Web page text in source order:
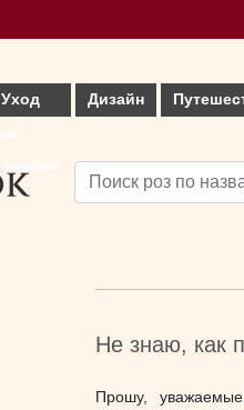
Уход
Дизайн
Не знаю, как
Прошу,